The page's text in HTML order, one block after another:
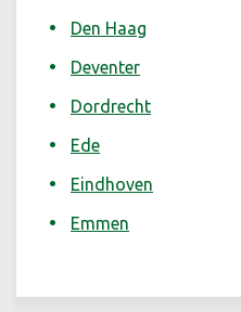
Den Haag
Deventer
Dordrecht
Ede
Eindhoven
Emmen